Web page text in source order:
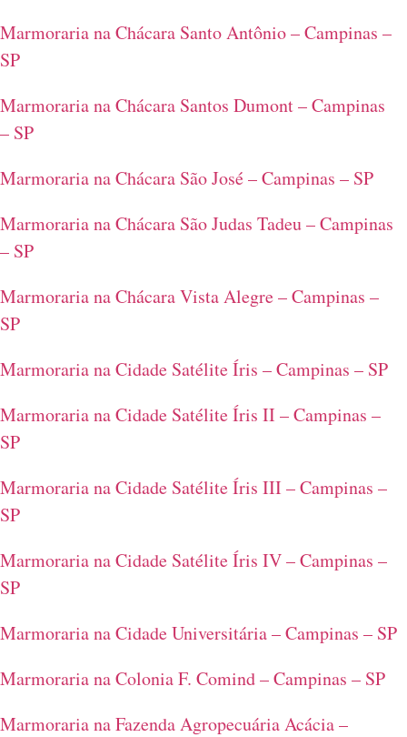
Marmoraria na Chácara Santo Antônio – Campinas –
SP
Marmoraria na Chácara Santos Dumont – Campinas
– SP
Marmoraria na Chácara São José – Campinas – SP
Marmoraria na Chácara São Judas Tadeu – Campinas
– SP
Marmoraria na Chácara Vista Alegre – Campinas –
SP
Marmoraria na Cidade Satélite Íris – Campinas – SP
Marmoraria na Cidade Satélite Íris II – Campinas –
SP
Marmoraria na Cidade Satélite Íris III – Campinas –
SP
Marmoraria na Cidade Satélite Íris IV – Campinas –
SP
Marmoraria na Cidade Universitária – Campinas – SP
Marmoraria na Colonia F. Comind – Campinas – SP
Marmoraria na Fazenda Agropecuária Acácia –